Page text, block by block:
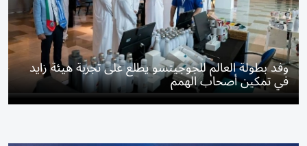
وفد بطولة العالم للجوجيتسو يطلع على تجربة هيئة زايد
في تمكين أصحاب الهمم